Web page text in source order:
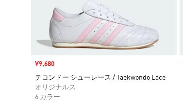
セール価格
¥9,680
テコンドー シューレース / Taekwondo Lace
オリジナルス
6 カラー